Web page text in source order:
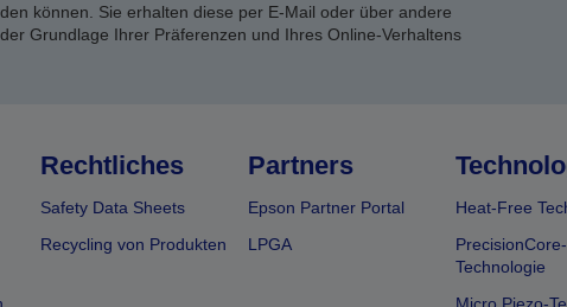
können. Sie erhalten diese per E-Mail oder über andere
Grundlage Ihrer Präferenzen und Ihres Online-Verhaltens
Rechtliches
Safety Data Sheets
Recycling von Produkten
Partners
Epson Partner Portal
LPGA
Heat-Free
PrecisionCore-
Technologie